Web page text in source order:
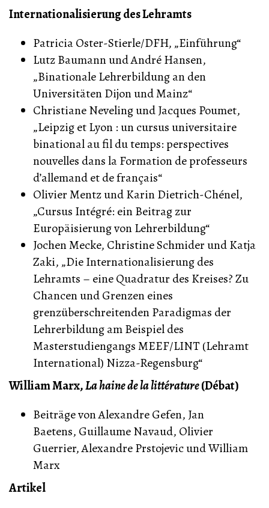
Internationalisierung des Lehramts
Patricia Oster-Stierle/DFH, „Einführung“
Lutz Baumann und André Hansen,
„Binationale Lehrerbildung an den
Universitäten Dijon und Mainz“
Christiane Neveling und Jacques Poumet,
„Leipzig et Lyon : un cursus universitaire
binational au fil du temps: perspectives
nouvelles dans la Formation de professeurs
d’allemand et de français“
Olivier Mentz und Karin Dietrich-Chénel,
„Cursus Intégré: ein Beitrag zur
Europäisierung von Lehrerbildung“
Jochen Mecke, Christine Schmider und Katja
Zaki, „Die Internationalisierung des
Lehramts – eine Quadratur des Kreises? Zu
Chancen und Grenzen eines
grenzüberschreitenden Paradigmas der
Lehrerbildung am Beispiel des
Masterstudiengangs MEEF/LINT (Lehramt
International) Nizza-Regensburg“
William Marx,La haine de la littérature(Débat)
Beiträge von Alexandre Gefen, Jan
Baetens, Guillaume Navaud, Olivier
Guerrier, Alexandre Prstojevic und William
Marx
Artikel